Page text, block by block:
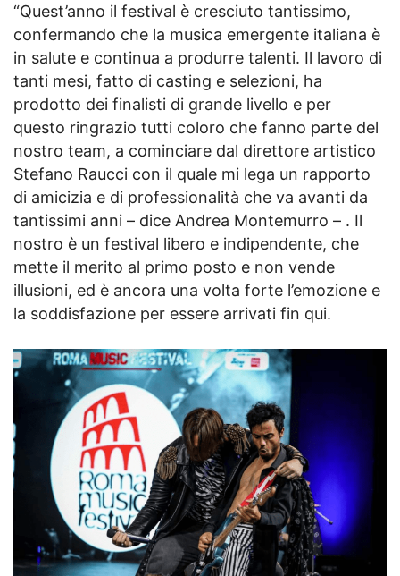
“Quest’anno il festival è cresciuto tantissimo,
confermando che la musica emergente italiana è
in salute e continua a produrre talenti. Il lavoro di
tanti mesi, fatto di casting e selezioni, ha
prodotto dei finalisti di grande livello e per
questo ringrazio tutti coloro che fanno parte del
nostro team, a cominciare dal direttore artistico
Stefano Raucci con il quale mi lega un rapporto
di amicizia e di professionalità che va avanti da
tantissimi anni – dice Andrea Montemurro – . Il
nostro è un festival libero e indipendente, che
mette il merito al primo posto e non vende
illusioni, ed è ancora una volta forte l’emozione e
la soddisfazione per essere arrivati fin qui.